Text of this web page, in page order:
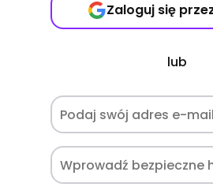
Zaloguj się
lub